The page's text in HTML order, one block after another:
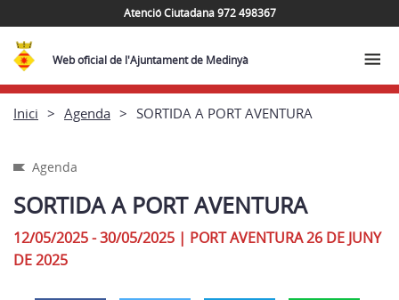
Atenció Ciutadana 972 498367
Web oficial de l'Ajuntament de Medinyà
Inici Agenda SORTIDA A PORT AVENTURA
Agenda
SORTIDA A PORT AVENTURA
12/05/2025 - 30/05/2025 | PORT AVENTURA 26 DE JUNY
DE 2025